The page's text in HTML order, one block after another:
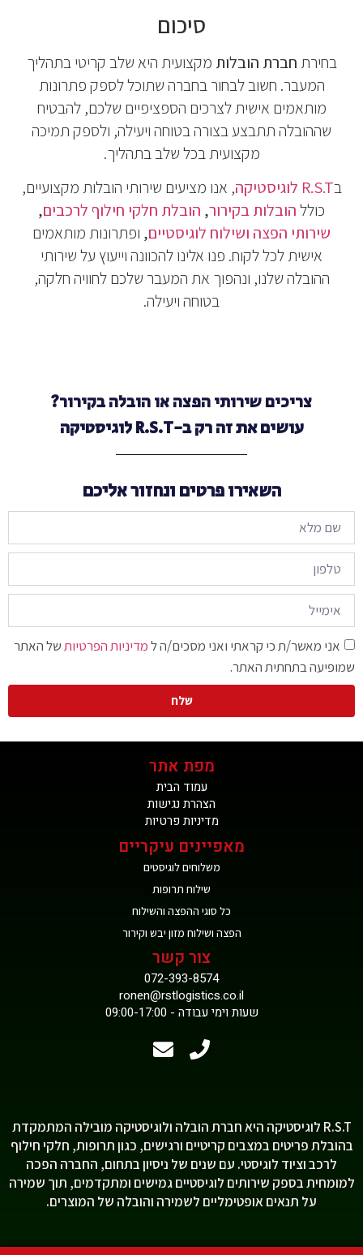
סיכום
בחירתחברת הובלות מקצועית היא שלב קריטי בתהליך
המעבר. חשוב לבחור בחברה שתוכל לספק פתרונות
מותאמים אישית לצרכים הספציפיים שלכם, להבטיח
שההובלה תתבצע בצורה בטוחה ויעילה, ולספק תמיכה
מקצועית בכל שלב בתהליך.
בR.S.T לוגיסטיקה
, אנו מציעים שירותי הובלות מקצועיים,
כוללהובלות בקירור, הובלת חלקי חילוף לרכבים,
שירותי הפצה ושילוח לוגיסטיים, ופתרונות מותאמים
אישית לכל לקוח. פנו אלינו להכוונה וייעוץ על שירותי
ההובלה שלנו, ונהפוך את המעבר שלכם לחוויה חלקה,
בטוחה ויעילה.
צריכים שירותי הפצה או הובלה בקירור?
עושים את זה רק ב-R.S.T לוגיסטיקה
השאירו פרטים ונחזור אליכם
אני מאשר/ת כי קראתי ואני מסכים/ה למדיניות הפרטיותשל האתר
שמופיעה בתחתית האתר.
שלח
מפת אתר
עמוד הבית
הצהרת נגישות
מדיניות פרטיות
מאפיינים עיקריים
משלוחים לוגיסטים
שילוח תרופות
כל סוגי ההפצה והשילוח
הפצה ושילוח מזון יבש וקירור
צור קשר
072-393-8574
ronen@rstlogistics.co.il
שעות וימי עבודה - 09:00-17:00
R.S.T לוגיסטיקה היא חברת הובלה ולוגיסטיקה מובילה המתמקדת
בהובלת פריטים במצבים קריטיים ורגישים, כגון תרופות, חלקי חילוף
לרכב וציוד לוגיסטי. עם שנים של ניסיון בתחום, החברה הפכה
למומחית בספק שירותים לוגיסטיים גמישים ומתקדמים, תוך שמירה
על תנאים אופטימליים לשמירה והובלה של המוצרים.